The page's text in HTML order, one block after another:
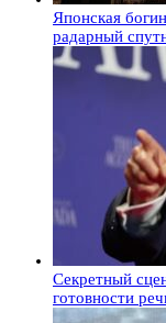
Японская
радарный
Секретный
готовности